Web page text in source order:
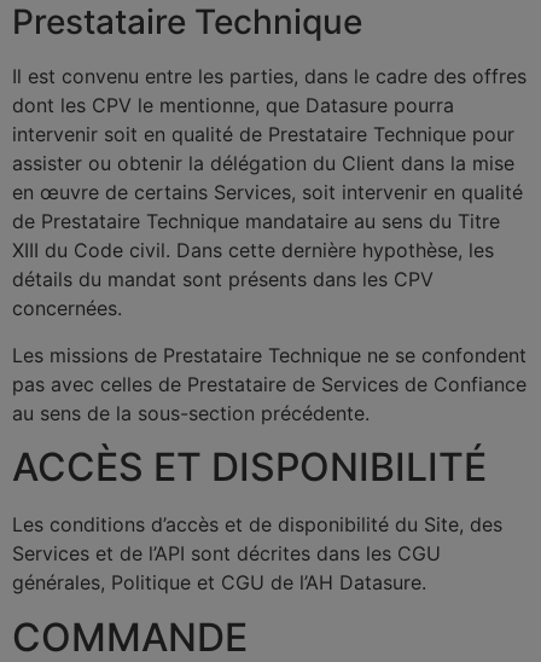
Prestataire Technique
Il est convenu entre les parties, dans le cadre des offres
dont les CPV le mentionne, que Datasure pourra
intervenir soit en qualité de Prestataire Technique pour
assister ou obtenir la délégation du Client dans la mise
en œuvre de certains Services, soit intervenir en qualité
de Prestataire Technique mandataire au sens du Titre
XIII du Code civil. Dans cette dernière hypothèse, les
détails du mandat sont présents dans les CPV
concernées.
Les missions de Prestataire Technique ne se confondent
pas avec celles de Prestataire de Services de Confiance
au sens de la sous-section précédente.
ACCÈS ET DISPONIBILITÉ
Les conditions d’accès et de disponibilité du Site, des
Services et de l’API sont décrites dans les CGU
générales, Politique et CGU de l’AH Datasure.
COMMANDE